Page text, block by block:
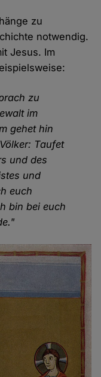
zu
notwendig.
Jesus. Im
zu
im
gehet hin
Taufet
und des
und
euch
bin bei euch